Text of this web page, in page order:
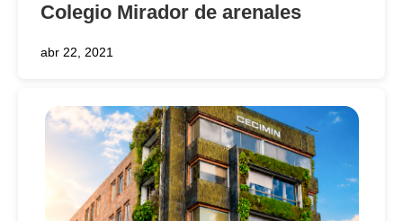
Colegio Mirador de arenales
abr 22, 2021